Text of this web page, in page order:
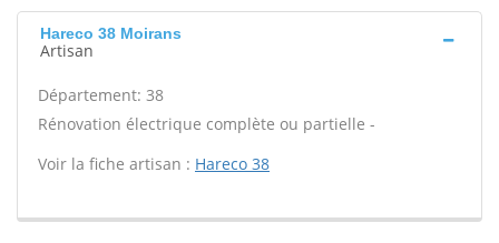
Hareco 38 Moirans
Artisan
Département: 38
Rénovation électrique complète ou partielle -
Voir la fiche artisan : Hareco 38